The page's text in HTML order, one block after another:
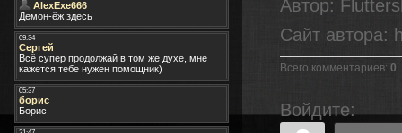
Автор:
Сайт автора:
Всего комментариев: 0
Войдите: